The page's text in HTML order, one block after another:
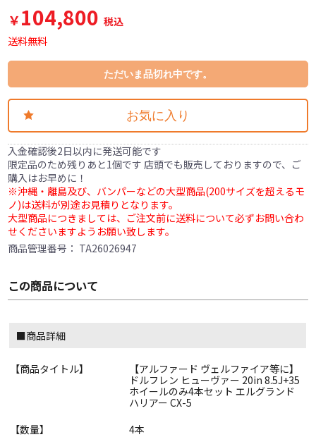
￥104,800 税込
送料無料
ただいま品切れ中です。
お気に入り
入金確認後2日以内に発送可能です
限定品のため残りあと1個です 店頭でも販売しておりますので、ご
購入はお早めに！
※沖縄・離島及び、バンパーなどの大型商品(200サイズを超えるモ
ノ)は送料が別途お見積りとなります。
大型商品につきましては、ご注文前に送料について必ずお問い合わ
せくださいますようお願い致します。
商品管理番号： TA26026947
この商品について
■商品詳細
【商品タイトル】
【アルファード ヴェルファイア等に】
ドルフレン ヒューヴァー 20in 8.5J+35
ホイールのみ4本セット エルグランド
ハリアー CX-5
【数量】
4本